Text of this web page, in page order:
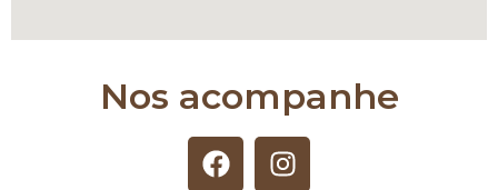
Nos acompanhe